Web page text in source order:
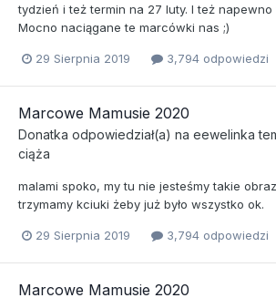
tydzień i też termin na 27 luty. I też
Mocno naciągane te marcówki nas ;)
29 Sierpnia 2019 3,794 odpowiedzi
Marcowe Mamusie 2020
Donatka odpowiedział(a) na eewelinka
ciąża
malami spoko, my tu nie jesteśmy takie
trzymamy kciuki żeby już było wszystko ok.
29 Sierpnia 2019 3,794 odpowiedzi
Marcowe Mamusie 2020